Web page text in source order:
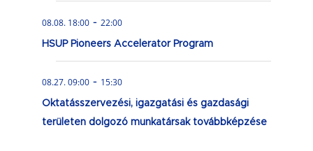
08.08. 18:00 - 22:00
HSUP Pioneers Accelerator Program
08.27. 09:00 - 15:30
Oktatásszervezési, igazgatási és gazdasági
területen dolgozó munkatársak továbbképzése